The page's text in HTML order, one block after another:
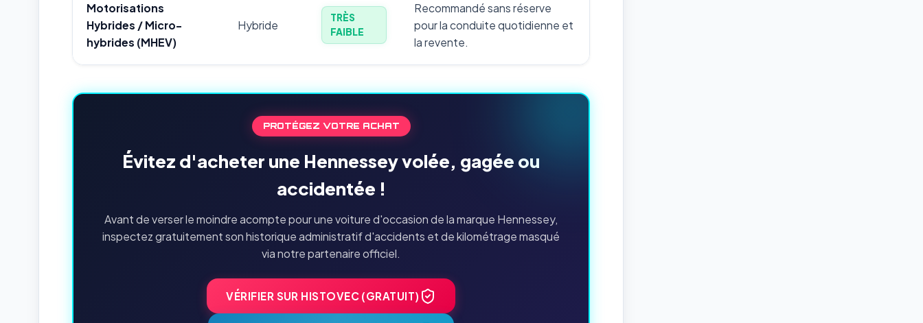
Motorisations
Hybrides / Micro-
hybrides (MHEV)
Hybride
TRÈS
FAIBLE
Recommandé sans réserve
pour la conduite quotidienne et
la revente.
PROTÉGEZ VOTRE ACHAT
Évitez d'acheter une Hennessey volée, gagée ou
accidentée !
Avant de verser le moindre acompte pour une voiture d'occasion de la marque Hennessey,
inspectez gratuitement son historique administratif d'accidents et de kilométrage masqué
via notre partenaire officiel.
VÉRIFIER SUR HISTOVEC (GRATUIT)